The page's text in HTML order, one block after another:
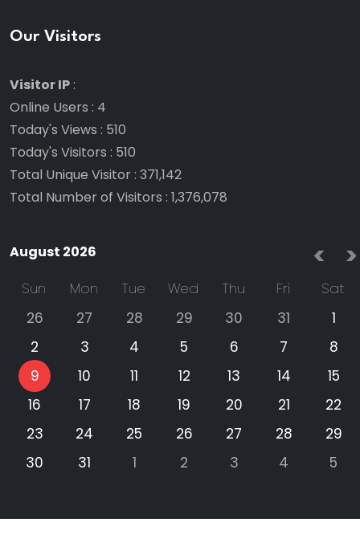
Our Visitors
Visitor IP :
Online Users : 4
Today's Views : 510
Today's Visitors : 510
Total Unique Visitor : 371,142
Total Number of Visitors : 1,376,078
August 2026 < >
Sun Mon Tue Wed Thu Fri
Sat
26
27 28 29 30 31
1
2
3 4 5 6 7
8
9
10 11 12 13 14
15
16
17 18 19 20 21
22
23
24 25 26 27 28
29
30
31 1 2 3 4 5